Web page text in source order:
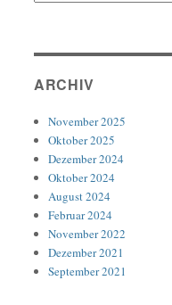
ARCHIV
November 2025
Oktober 2025
Dezember 2024
Oktober 2024
August 2024
Februar 2024
November 2022
Dezember 2021
September 2021